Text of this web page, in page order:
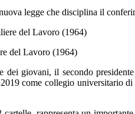
legge che disciplina il
del Lavoro (1964)
giovani, il secondo
come collegio universitario